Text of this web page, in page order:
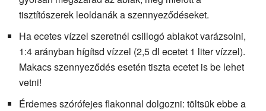
tisztítószerek leoldanák a szennyeződéseket.
Ha ecetes vízzel szeretnél csillogó ablakot varázsolni,
1:4 arányban hígítsd vízzel (2,5 dl ecetet 1 liter vízzel).
Makacs szennyeződés esetén tiszta ecetet is be lehet
vetni!
Érdemes szórófejes flakonnal dolgozni: töltsük ebbe a